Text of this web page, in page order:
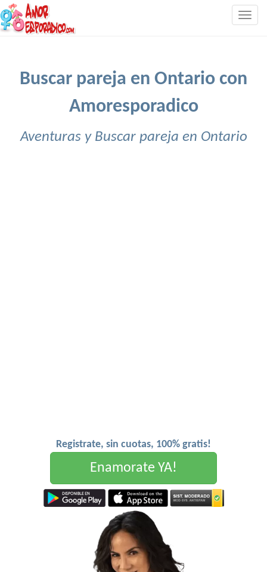
Buscar pareja en Ontario con
Amoresporadico
Aventuras y Buscar pareja en Ontario
Registrate, sin cuotas, 100% gratis!
Enamorate YA!